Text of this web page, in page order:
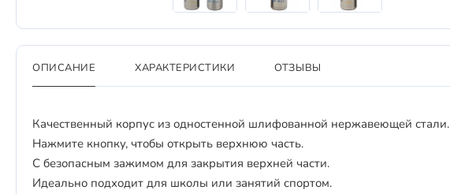
ОПИСАНИЕ ХАРАКТЕРИСТИКИ ОТЗЫВЫ
Качественный корпус из одностенной шлифованной нержавеющей стали.
Нажмите кнопку, чтобы открыть верхнюю часть.
С безопасным зажимом для закрытия верхней части.
Идеально подходит для школы или занятий спортом.